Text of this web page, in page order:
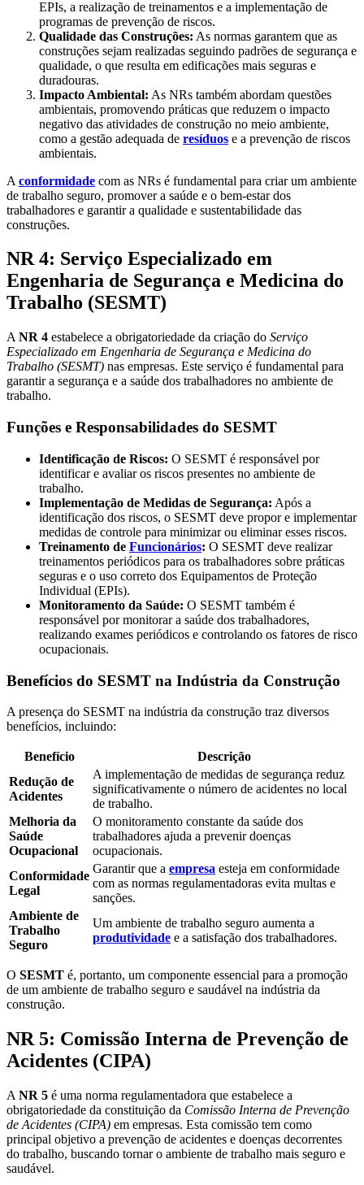
EPIs, a realização de treinamentos e a implementação de
programas de prevenção de riscos.
Qualidade das Construções: As normas garantem que as
construções sejam realizadas seguindo padrões de segurança e
qualidade, o que resulta em edificações mais seguras e
duradouras.
Impacto Ambiental: As NRs também abordam questões
ambientais, promovendo práticas que reduzem o impacto
negativo das atividades de construção no meio ambiente,
como a gestão adequada de resíduos e a prevenção de riscos
ambientais.
A conformidade com as NRs é fundamental para criar um ambiente
de trabalho seguro, promover a saúde e o bem-estar dos
trabalhadores e garantir a qualidade e sustentabilidade das
construções.
NR 4: Serviço Especializado em
Engenharia de Segurança e Medicina do
Trabalho (SESMT)
A NR 4 estabelece a obrigatoriedade da criação do Serviço
Especializado em Engenharia de Segurança e Medicina do
Trabalho (SESMT) nas empresas. Este serviço é fundamental para
garantir a segurança e a saúde dos trabalhadores no ambiente de
trabalho.
Funções e Responsabilidades do SESMT
Identificação de Riscos: O SESMT é responsável por
identificar e avaliar os riscos presentes no ambiente de
trabalho.
Implementação de Medidas de Segurança: Após a
identificação dos riscos, o SESMT deve propor e implementar
medidas de controle para minimizar ou eliminar esses riscos.
Treinamento de Funcionários: O SESMT deve realizar
treinamentos periódicos para os trabalhadores sobre práticas
seguras e o uso correto dos Equipamentos de Proteção
Individual (EPIs).
Monitoramento da Saúde: O SESMT também é
responsável por monitorar a saúde dos trabalhadores,
realizando exames periódicos e controlando os fatores de risco
ocupacionais.
Benefícios do SESMT na Indústria da Construção
A presença do SESMT na indústria da construção traz diversos
benefícios, incluindo:
Benefício
Descrição
Redução de
Acidentes
A implementação de medidas de segurança reduz
significativamente o número de acidentes no local
de trabalho.
Melhoria da
Saúde
Ocupacional
O monitoramento constante da saúde dos
trabalhadores ajuda a prevenir doenças
ocupacionais.
Conformidade
Legal
Garantir que a empresa esteja em conformidade
com as normas regulamentadoras evita multas e
sanções.
Ambiente de
Trabalho
Seguro
Um ambiente de trabalho seguro aumenta a
produtividade e a satisfação dos trabalhadores.
O SESMT é, portanto, um componente essencial para a promoção
de um ambiente de trabalho seguro e saudável na indústria da
construção.
NR 5: Comissão Interna de Prevenção de
Acidentes (CIPA)
A NR 5 é uma norma regulamentadora que estabelece a
obrigatoriedade da constituição da Comissão Interna de Prevenção
de Acidentes (CIPA) em empresas. Esta comissão tem como
principal objetivo a prevenção de acidentes e doenças decorrentes
do trabalho, buscando tornar o ambiente de trabalho mais seguro e
saudável.